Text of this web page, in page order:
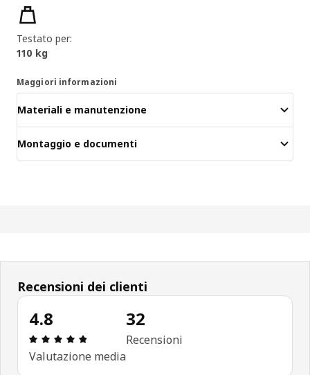
Caratteristiche del prodotto
Testato per:
110 kg
Maggiori informazioni
Materiali e manutenzione
Montaggio e documenti
Recensioni dei clienti
4.8
Recensione: 4.8 di 5 stelle. Recensioni totali: 32
Valutazione media
32
Recensioni